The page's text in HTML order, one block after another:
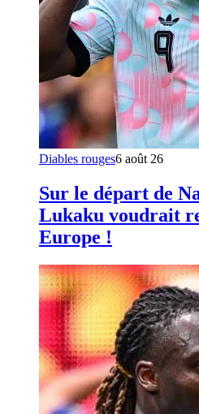
Diables rouges6 août 26
Sur le départ de
Lukaku voudrait
Europe !